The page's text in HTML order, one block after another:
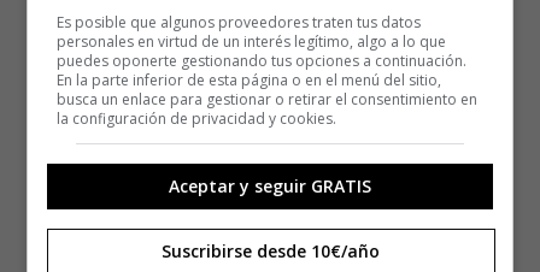
Es posible que algunos proveedores traten tus datos
personales en virtud de un interés legítimo, algo a lo que
puedes oponerte gestionando tus opciones a continuación.
En la parte inferior de esta página o en el menú del sitio,
busca un enlace para gestionar o retirar el consentimiento en
la configuración de privacidad y cookies.
Aceptar y seguir GRATIS
Suscribirse desde 10€/año